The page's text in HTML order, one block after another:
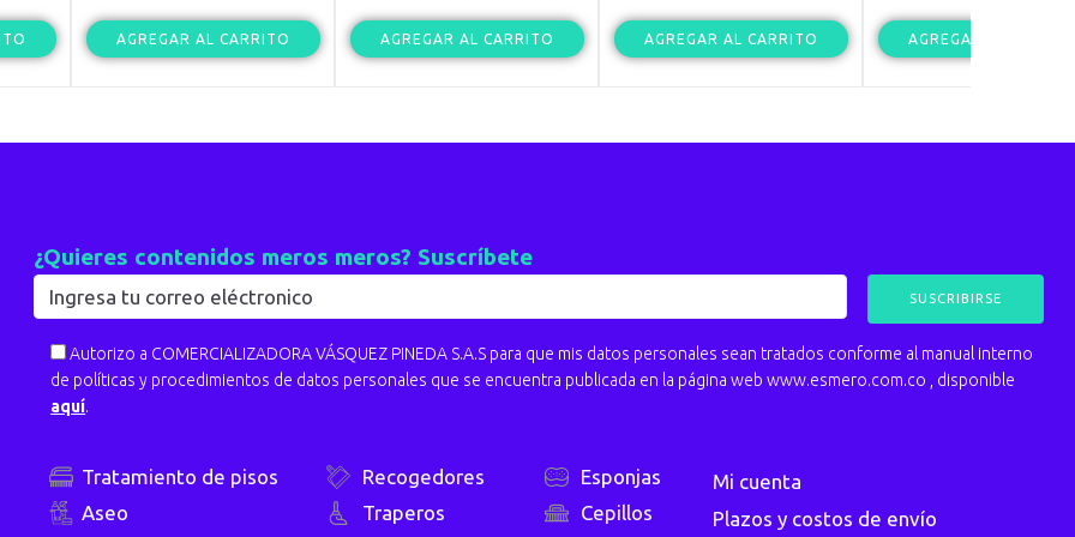
AGREGAR AL CARRITO AGREGAR AL CARRITO AGREGAR AL CARRITO AGREGAR AL
¿Quieres contenidos meros meros? Suscríbete
Autorizo a COMERCIALIZADORA VÁSQUEZ PINEDA S.A.S para que mis datos personales sean tratados conforme al manual interno
de políticas y procedimientos de datos personales que se encuentra publicada en la página web www.esmero.com.co , disponible
aquí.
Tratamiento de pisos
Aseo
Recogedores
Traperos
Esponjas
Cepillos
Mi cuenta
Plazos y costos de envío